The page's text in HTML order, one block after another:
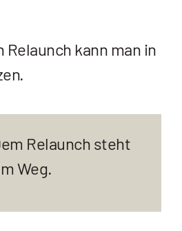
kann man in
Relaunch steht
Weg.